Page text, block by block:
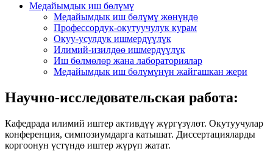
Медайымдык иш бөлүмү
Медайымдык иш бөлүмү жөнүндө
Профессордук-окутуучулук курам
Окуу-усулдук ишмердүүлүк
Илимий-изилдөө ишмердүүлүк
Иш бөлмөлөр жана лабораториялар
Медайымдык иш бөлүмүнүн жайгашкан жери
Научно-исследовательская работа:
Кафедрада илимий иштер активдүү жүргүзүлөт. Окутуучулар
конференция, симпозиумдарга катышат. Диссертацияларды
коргоонун үстүндө иштер жүрүп жатат.